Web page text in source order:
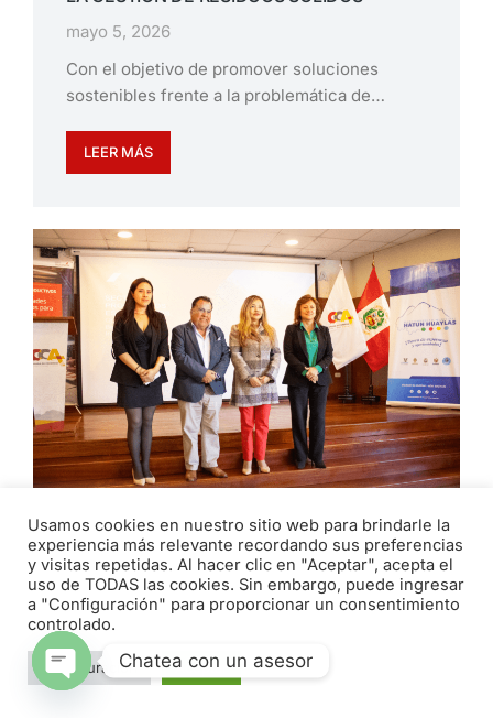
mayo 5, 2026
Con el objetivo de promover soluciones
sostenibles frente a la problemática de…
LEER MÁS
EMPRESARIOS Y AUTORIDADES
PARTICIPAN EN ENCUENTRO PROMOVIDO
POR LA CÁMARA DE COMERCIO DE
ÁNCASH
abril 29, 2026
Usamos cookies en nuestro sitio web para brindarle la
experiencia más relevante recordando sus preferencias
y visitas repetidas. Al hacer clic en "Aceptar", acepta el
uso de TODAS las cookies. Sin embargo, puede ingresar
a "Configuración" para proporcionar un consentimiento
controlado.
Configuración Aceptar
Chatea con un asesor